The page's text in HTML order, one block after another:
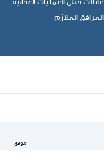
عائلات قتلى العمليات العدائية
المرافق الملازم
موقع